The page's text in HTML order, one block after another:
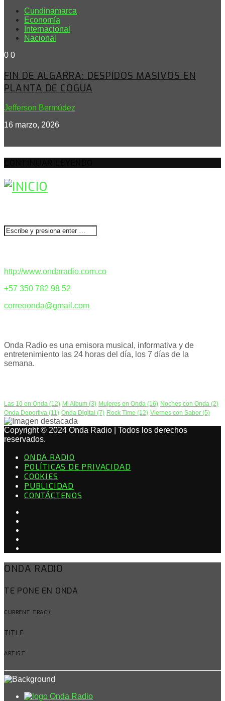
Cundinamarca
Economía
Internacional
Nacional
0 0
FIN DE ALGARRA: DESPIDOS MASIVOS EN
PLANTA DE COGUA
Jefferson Bermúdez
16 marzo, 2026
http://www.ondaradio.com.co
+57 350 782 98 52
correoonda@gmail.com
Onda Radio es una emisora musical, informativa y de
entretenimiento las 24 horas del día, los 7 días de la
semana.
Las 10 en Onda (12) Mi Album (3) Mujeres en Onda (16) Noches con Onda (2)
Onda Deportiva (11) Onda Digital (7) Rock Time (12) Viernes con Sabor (5)
Copyright © 2024 Onda Radio | Todos los derechos
reservados.
ONDA RADIO
POLÍTICAS DE PRIVACIDAD
COOKIES
PUBLICIDAD
CONTÁCTENOS
ONDA RADIO
TE PONE EN ONDA
CURRENT TRACK
TITLE
ARTIST
Onda Radio